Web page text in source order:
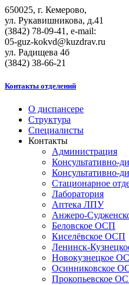
650025, г. Кемерово,
ул. Рукавишникова, д.41
(3842) 78-09-41, e-mail:
05-guz-kоkvd@kuzdrаv.ru
ул. Радищева 4б
(3842) 38-66-21
Контакты отделений
О диспансере
Структура
Специалисты
Контакты
Администрация
Консультативно-
Консультативно-
Стационарное
Лаборатория
Аптека ЛПУ
Анжеро-
Беловское ОСП
Киселёвское ОСП
Ленинск-
Новокузнецкое
Осинниковское
Прокопьевское